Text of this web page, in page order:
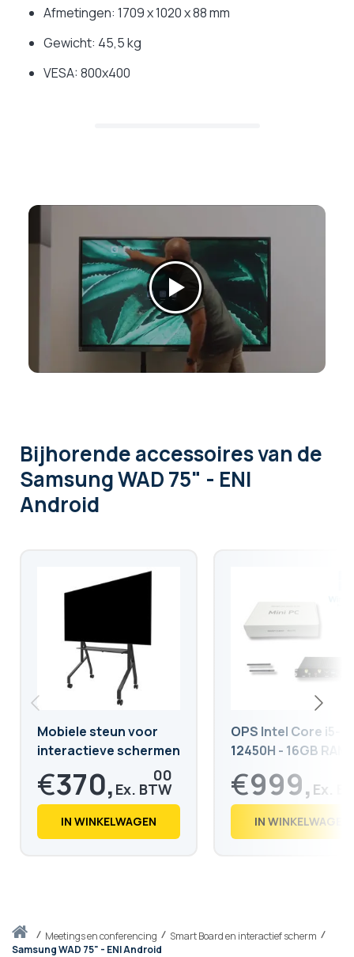
Thuismeetings en conferencing
Smart Board en interactief scherm
Samsung WAD 75" - ENI Android
Afmetingen: 1709 x 1020 x 88 mm
Gewicht: 45,5 kg
VESA: 800x400
Bijhorende accessoiresvan de
Samsung WAD 75" - ENI
Android
Mobiele steun voor
interactieve schermen
van 55 tot 86 inch
€370, 00
€ 447,
IN WINKELWAGEN
OPS Intel Core i5-
12450H - 16GB RAM
512GB SSD
€999,
€ 1.208,
IN WINKELWAGEN